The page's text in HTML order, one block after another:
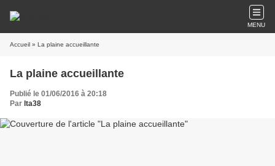
MENU
Accueil » La plaine accueillante
La plaine accueillante
Publié le 01/06/2016 à 20:18
Par lta38